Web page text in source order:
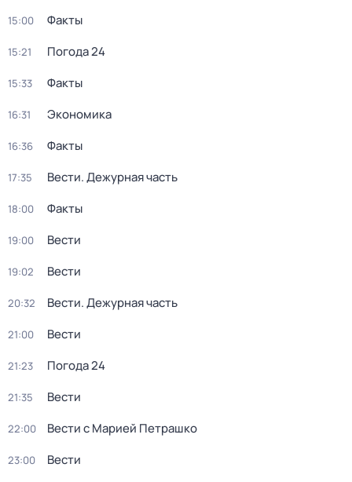
15:00 Факты
15:21 Погода 24
15:33 Факты
16:31 Экономика
16:36 Факты
17:35 Вести. Дежурная часть
18:00 Факты
19:00 Вести
19:02 Вести
20:32 Вести. Дежурная часть
21:00 Вести
21:23 Погода 24
21:35 Вести
22:00 Вести с Марией Петрашко
23:00 Вести